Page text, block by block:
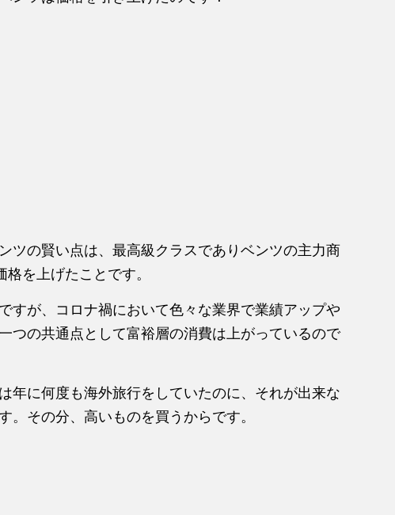
ツの賢い点は、最高級クラスでありベンツの主力商
を上げたことです。
すが、コロナ禍において色々な業界で業績アップや
つの共通点として富裕層の消費は上がっているので
年に何度も海外旅行をしていたのに、それが出来な
。その分、高いものを買うからです。